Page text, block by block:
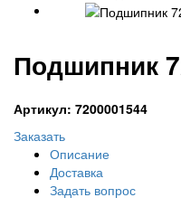
Подшипник
Артикул: 7200001544
Заказать
Описание
Доставка
Задать вопрос